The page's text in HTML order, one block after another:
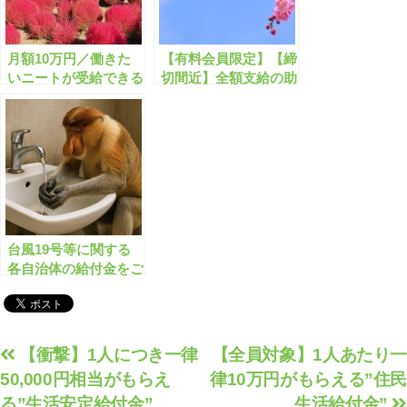
月額10万円／働きた
いニートが受給できる
給付金とは？
【有料会員限定】【締
切間近】全額支給の助
台風19号等に関する
各自治体の給付金をご
投
稿
【全員対象】1人あたり一
律10万円がもらえる”住民
【衝撃】1人につき一律
50,000円相当がもらえ